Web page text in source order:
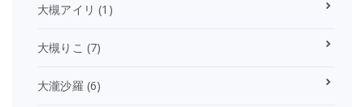
大槻アイリ (1)
大槻りこ (7)
大瀧沙羅 (6)